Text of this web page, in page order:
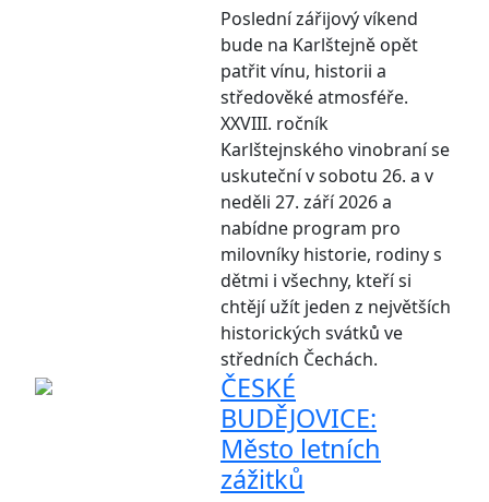
Poslední zářijový víkend
bude na Karlštejně opět
patřit vínu, historii a
středověké atmosféře.
XXVIII. ročník
Karlštejnského vinobraní se
uskuteční v sobotu 26. a v
neděli 27. září 2026 a
nabídne program pro
milovníky historie, rodiny s
dětmi i všechny, kteří si
chtějí užít jeden z největších
historických svátků ve
středních Čechách.
ČESKÉ
BUDĚJOVICE:
Město letních
zážitků